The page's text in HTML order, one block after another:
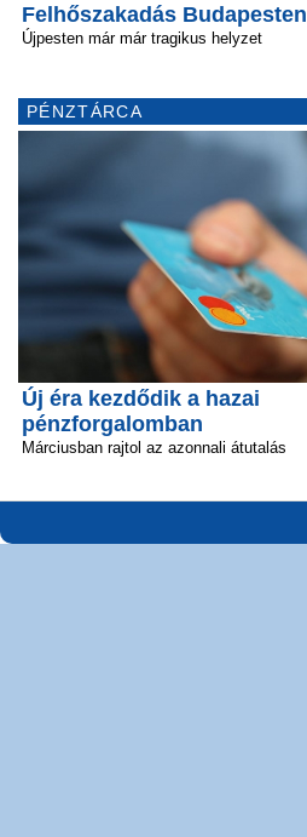
Felhőszakadás Budapesten
Újpesten már már tragikus helyzet
PÉNZTÁRCA
Új éra kezdődik a hazai
pénzforgalomban
Márciusban rajtol az azonnali átutalás